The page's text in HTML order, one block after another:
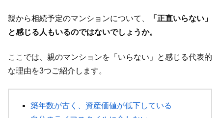
親から相続予定のマンションについて、
「正直いらない」
と感じる人もいるのではないでしょうか。
ここでは、親のマンションを「いらない」と感じる代表的
な理由を3つご紹介します。
築年数が古く、資産価値が低下している